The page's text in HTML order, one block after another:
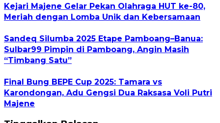
Kejari Majene Gelar Pekan Olahraga HUT ke-80,
Meriah dengan Lomba Unik dan Kebersamaan
Sandeq Silumba 2025 Etape Pamboang–Banua:
Sulbar99 Pimpin di Pamboang, Angin Masih
“Timbang Satu”
Final Bung BEPE Cup 2025: Tamara vs
Karondongan, Adu Gengsi Dua Raksasa Voli Putri
Majene